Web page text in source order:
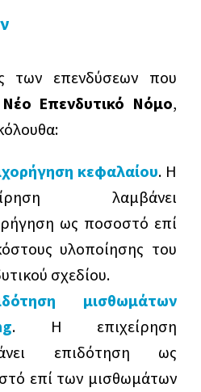
των επενδύσεων που
Νέο Επενδυτικό Νόμο,
κεφαλαίου. Η
λαμβάνει
ως ποσοστό επί
υλοποίησης του
σχεδίου.
μισθωμάτων
. Η επιχείρηση
επιδότηση ως
επί των μισθωμάτων